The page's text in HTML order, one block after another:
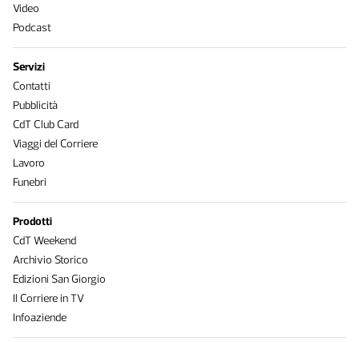
Video
Podcast
Servizi
Contatti
Pubblicità
CdT Club Card
Viaggi del Corriere
Lavoro
Funebri
Prodotti
CdT Weekend
Archivio Storico
Edizioni San Giorgio
Il Corriere in TV
Infoaziende